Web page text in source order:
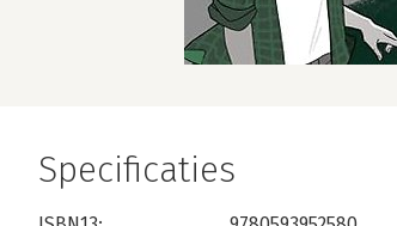
Specificaties